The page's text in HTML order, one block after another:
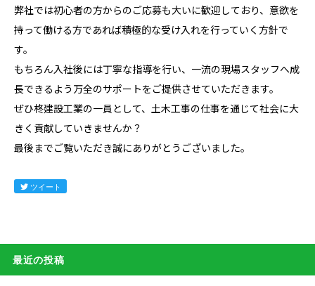
弊社では初心者の方からのご応募も大いに歓迎しており、意欲を
持って働ける方であれば積極的な受け入れを行っていく方針で
す。
もちろん入社後には丁寧な指導を行い、一流の現場スタッフへ成
長できるよう万全のサポートをご提供させていただきます。
ぜひ柊建設工業の一員として、土木工事の仕事を通じて社会に大
きく貢献していきませんか？
最後までご覧いただき誠にありがとうございました。
ツイート
最近の投稿